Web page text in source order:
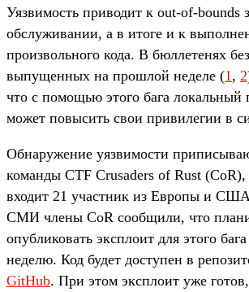
Уязвимость приводит к out-of-bounds
обслуживании, а в итоге и к
произвольного кода. В бюллетенях
выпущенных на прошлой неделе (1 , 2
что с помощью этого бага локальный
может повысить свои привилегии в
Обнаружение уязвимости
команды CTF Crusaders of Rust
входит 21 участник из Европы и
СМИ члены CoR сообщили, что
опубликовать эксплоит для этого
неделю. Код будет доступен в
GitHub. При этом эксплоит уже